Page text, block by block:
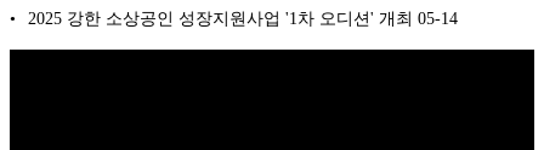
2025 강한 소상공인 성장지원사업 '1차 오디션' 개최 05-14